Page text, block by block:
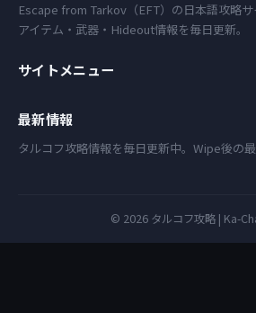
Escape from Tarkov（EFT）の日本語攻略サ
アイテム・武器・Hideout情報を毎日更新。
サイトメニュー
最新情報
タルコフ攻略情報を毎日更新中。Wipe後の最
© 2026 タルコフ攻略 | Ka-